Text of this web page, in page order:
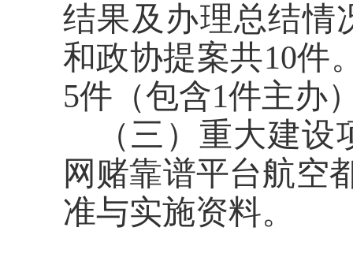
结果及办理总结情
和政协提案共10件
5件（包含1件主办
（三）重大建
网赌靠谱平台航空
准与实施资料。